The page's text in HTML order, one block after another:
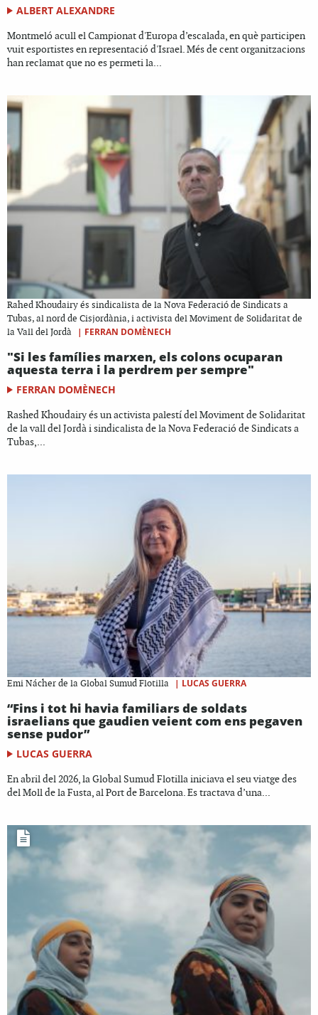
ALBERT ALEXANDRE
Montmeló acull el Campionat d'Europa d’escalada, en què participen
vuit esportistes en representació d'Israel. Més de cent organitzacions
han reclamat que no es permeti la...
Rahed Khoudairy és sindicalista de la Nova Federació de Sindicats a
Tubas, al nord de Cisjordània, i activista del Moviment de Solidaritat de
la Vall del Jordà
| FERRAN DOMÈNECH
"Si les famílies marxen, els colons ocuparan
aquesta terra i la perdrem per sempre"
FERRAN DOMÈNECH
Rashed Khoudairy és un activista palestí del Moviment de Solidaritat
de la vall del Jordà i sindicalista de la Nova Federació de Sindicats a
Tubas,...
Emi Nácher de la Global Sumud Flotilla | LUCAS GUERRA
“Fins i tot hi havia familiars de soldats
israelians que gaudien veient com ens pegaven
sense pudor”
LUCAS GUERRA
En abril del 2026, la Global Sumud Flotilla iniciava el seu viatge des
del Moll de la Fusta, al Port de Barcelona. Es tractava d’una...